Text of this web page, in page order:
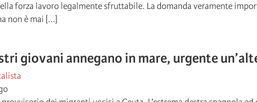
forza lavoro legalmente sfruttabile. La domanda veramente
non è mai [...]
giovani annegano in mare, urgente